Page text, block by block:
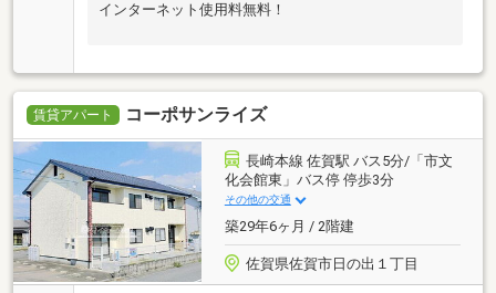
インターネット使用料無料！
賃貸アパート コーポサンライズ
長崎本線 佐賀駅 バス5分/「市文
化会館東」バス停 停歩3分
その他の交通
築29年6ヶ月 / 2階建
佐賀県佐賀市日の出１丁目